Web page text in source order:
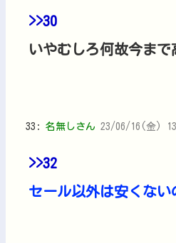
>>30
いやむしろ何故今ま
33: 名無しさん 23/06/16(金)
>>32
セール以外は安くない